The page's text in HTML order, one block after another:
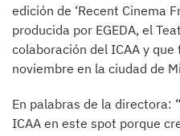
edición de ‘Recent Cinema
producida por EGEDA, el
colaboración del ICAA y
noviembre en la ciudad de
En palabras de la directora:
ICAA en este spot porque